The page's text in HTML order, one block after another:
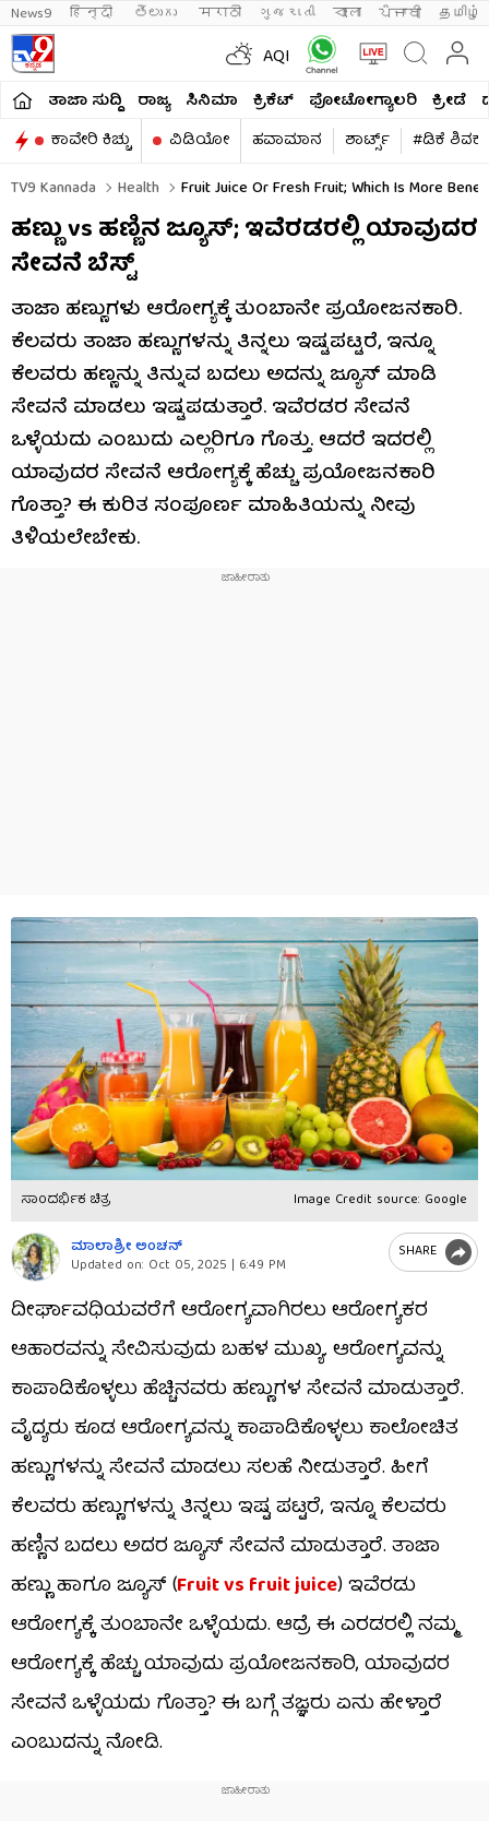
News9 हिन्दी తెలుగు मराठी ગુજરાતી বাংলা ਪੰਜਾਬੀ தமிழ்
AQI
ತಾಜಾ ಸುದ್ದಿ ರಾಜ್ಯ ಸಿನಿಮಾ ಕ್ರಿಕೆಟ್​ ಫೋಟೋಗ್ಯಾಲರಿ ಕ್ರೀಡೆ
ಕಾವೇರಿ ಕಿಚ್ಚು
ವಿಡಿಯೋ ಹವಾಮಾನ ಶಾರ್ಟ್ಸ್​
#ಡಿಕೆ
TV9 Kannada
Health Fruit Juice Or Fresh Fruit; Which Is More
ಹಣ್ಣು vs ಹಣ್ಣಿನ ಜ್ಯೂಸ್‌; ಇವೆರಡರಲ್ಲಿ ಯಾವುದರ
ಸೇವನೆ ಬೆಸ್ಟ್‌
ತಾಜಾ ಹಣ್ಣುಗಳು ಆರೋಗ್ಯಕ್ಕೆ ತುಂಬಾನೇ ಪ್ರಯೋಜನಕಾರಿ.
ಕೆಲವರು ತಾಜಾ ಹಣ್ಣುಗಳನ್ನು ತಿನ್ನಲು ಇಷ್ಟಪಟ್ಟರೆ, ಇನ್ನೂ
ಕೆಲವರು ಹಣ್ಣನ್ನು ತಿನ್ನುವ ಬದಲು ಅದನ್ನು ಜ್ಯೂಸ್‌ ಮಾಡಿ
ಸೇವನೆ ಮಾಡಲು ಇಷ್ಟಪಡುತ್ತಾರೆ. ಇವೆರಡರ ಸೇವನೆ
ಒಳ್ಳೆಯದು ಎಂಬುದು ಎಲ್ಲರಿಗೂ ಗೊತ್ತು. ಆದರೆ ಇದರಲ್ಲಿ
ಯಾವುದರ ಸೇವನೆ ಆರೋಗ್ಯಕ್ಕೆ ಹೆಚ್ಚು ಪ್ರಯೋಜನಕಾರಿ
ಗೊತ್ತಾ? ಈ ಕುರಿತ ಸಂಪೂರ್ಣ ಮಾಹಿತಿಯನ್ನು ನೀವು
ತಿಳಿಯಲೇಬೇಕು.
ಸಾಂದರ್ಭಿಕ ಚಿತ್ರ Image Credit source: Google
ಮಾಲಾಶ್ರೀ ಅಂಚನ್​
Updated on: Oct 05, 2025 | 6:49 PM
SHARE
ದೀರ್ಘಾವಧಿಯವರೆಗೆ ಆರೋಗ್ಯವಾಗಿರಲು ಆರೋಗ್ಯಕರ
ಆಹಾರವನ್ನು ಸೇವಿಸುವುದು ಬಹಳ ಮುಖ್ಯ. ಆರೋಗ್ಯವನ್ನು
ಕಾಪಾಡಿಕೊಳ್ಳಲು ಹೆಚ್ಚಿನವರು ಹಣ್ಣುಗಳ ಸೇವನೆ ಮಾಡುತ್ತಾರೆ.
ವೈದ್ಯರು ಕೂಡ ಆರೋಗ್ಯವನ್ನು ಕಾಪಾಡಿಕೊಳ್ಳಲು ಕಾಲೋಚಿತ
ಹಣ್ಣುಗಳನ್ನು ಸೇವನೆ ಮಾಡಲು ಸಲಹೆ ನೀಡುತ್ತಾರೆ. ಹೀಗೆ
ಕೆಲವರು ಹಣ್ಣುಗಳನ್ನು ತಿನ್ನಲು ಇಷ್ಟ ಪಟ್ಟರೆ, ಇನ್ನೂ ಕೆಲವರು
ಹಣ್ಣಿನ ಬದಲು ಅದರ ಜ್ಯೂಸ್‌ ಸೇವನೆ ಮಾಡುತ್ತಾರೆ. ತಾಜಾ
ಹಣ್ಣು ಹಾಗೂ ಜ್ಯೂಸ್‌ (Fruit vs fruit juice) ಇವೆರಡು
ಆರೋಗ್ಯಕ್ಕೆ ತುಂಬಾನೇ ಒಳ್ಳೆಯದು. ಆದ್ರೆ ಈ ಎರಡರಲ್ಲಿ ನಮ್ಮ
ಆರೋಗ್ಯಕ್ಕೆ ಹೆಚ್ಚು ಯಾವುದು ಪ್ರಯೋಜನಕಾರಿ, ಯಾವುದರ
ಸೇವನೆ ಒಳ್ಳೆಯದು ಗೊತ್ತಾ? ಈ ಬಗ್ಗೆ ತಜ್ಞರು ಏನು ಹೇಳ್ತಾರೆ
ಎಂಬುದನ್ನು ನೋಡಿ.